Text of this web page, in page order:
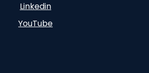
Linkedin
YouTube